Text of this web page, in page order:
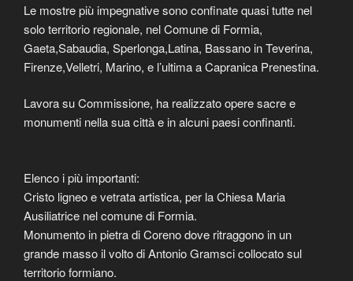
Le mostre più impegnative sono confinate quasi tutte nel
solo territorio regionale, nel Comune di Formia,
Gaeta,Sabaudia, Sperlonga,Latina, Bassano in Teverina,
Firenze,Velletri, Marino, e l’ultima a Capranica Prenestina.
Lavora su Commissione, ha realizzato opere sacre e
monumenti nella sua città e in alcuni paesi confinanti.
Elenco i più importanti:
Cristo ligneo e vetrata artistica, per la Chiesa Maria
Ausiliatrice nel comune di Formia.
Monumento in pietra di Coreno dove ritraggono in un
grande masso il volto di Antonio Gramsci collocato sul
territorio formiano.